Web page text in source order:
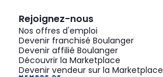
Rejoignez-nous
Nos offres d'emploi
Devenir franchisé Boulanger
Devenir affilié Boulanger
Découvrir la Marketplace
Devenir vendeur sur la Marketplace